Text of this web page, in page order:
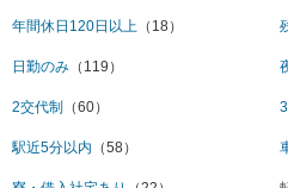
年間休日120日以上 （18）
日勤のみ （119）
2交代制 （60）
駅近5分以内 （58）